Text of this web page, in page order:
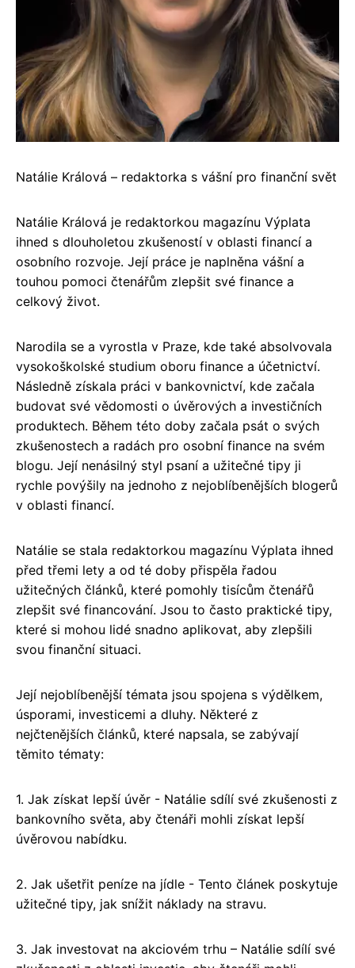
Natálie Králová – redaktorka s vášní pro finanční svět
Natálie Králová je redaktorkou magazínu Výplata
ihned s dlouholetou zkušeností v oblasti financí a
osobního rozvoje. Její práce je naplněna vášní a
touhou pomoci čtenářům zlepšit své finance a
celkový život.
Narodila se a vyrostla v Praze, kde také absolvovala
vysokoškolské studium oboru finance a účetnictví.
Následně získala práci v bankovnictví, kde začala
budovat své vědomosti o úvěrových a investičních
produktech. Během této doby začala psát o svých
zkušenostech a radách pro osobní finance na svém
blogu. Její nenásilný styl psaní a užitečné tipy ji
rychle povýšily na jednoho z nejoblíbenějších blogerů
v oblasti financí.
Natálie se stala redaktorkou magazínu Výplata ihned
před třemi lety a od té doby přispěla řadou
užitečných článků, které pomohly tisícům čtenářů
zlepšit své financování. Jsou to často praktické tipy,
které si mohou lidé snadno aplikovat, aby zlepšili
svou finanční situaci.
Její nejoblíbenější témata jsou spojena s výdělkem,
úsporami, investicemi a dluhy. Některé z
nejčtenějších článků, které napsala, se zabývají
těmito tématy:
1. Jak získat lepší úvěr - Natálie sdílí své zkušenosti z
bankovního světa, aby čtenáři mohli získat lepší
úvěrovou nabídku.
2. Jak ušetřit peníze na jídle - Tento článek poskytuje
užitečné tipy, jak snížit náklady na stravu.
3. Jak investovat na akciovém trhu – Natálie sdílí své